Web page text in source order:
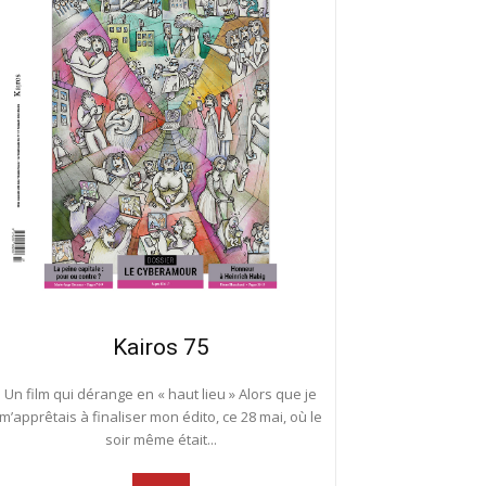
Kairos 75
Un film qui dérange en « haut lieu » Alors que je
m’apprêtais à finaliser mon édito, ce 28 mai, où le
soir même était...